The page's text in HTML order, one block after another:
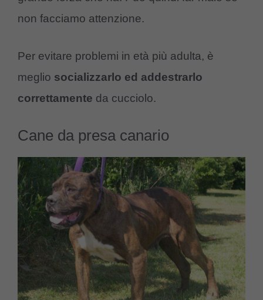
non facciamo attenzione.
Per evitare problemi in età più adulta, è
meglio socializzarlo ed addestrarlo
correttamente da cucciolo.
Cane da presa canario